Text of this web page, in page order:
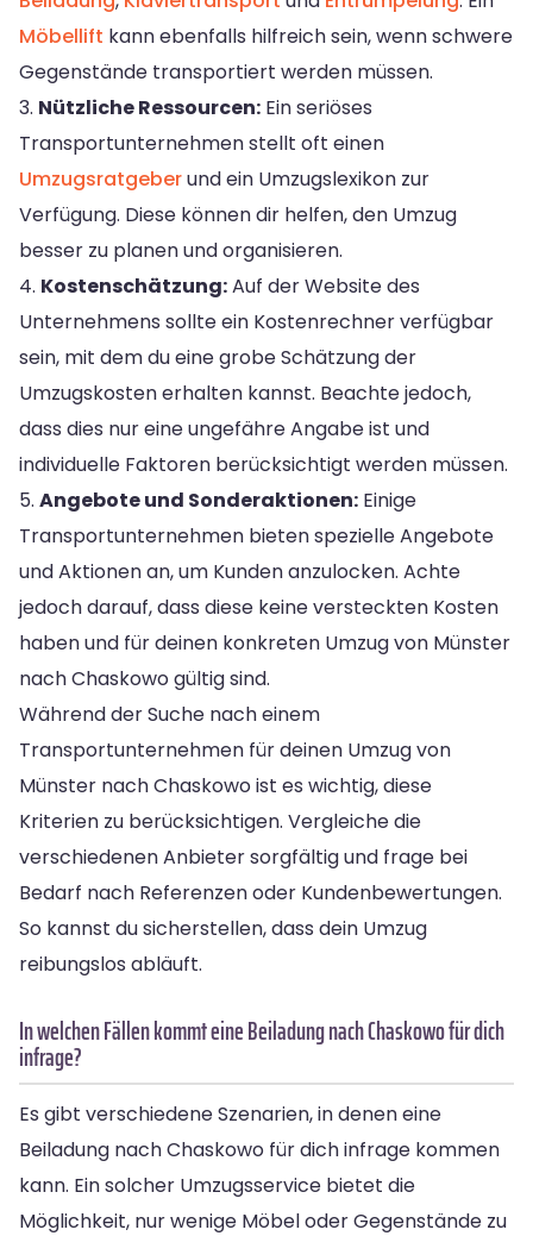
Möbellift kann ebenfalls hilfreich sein, wenn schwere
Gegenstände transportiert werden müssen.
3. Nützliche Ressourcen: Ein seriöses
Transportunternehmen stellt oft einen
Umzugsratgeberund ein Umzugslexikon zur
Verfügung. Diese können dir helfen, den Umzug
besser zu planen und organisieren.
4. Kostenschätzung:Auf der Website des
Unternehmens sollte ein Kostenrechner verfügbar
sein, mit dem du eine grobe Schätzung der
Umzugskosten erhalten kannst. Beachte jedoch,
dass dies nur eine ungefähre Angabe ist und
individuelle Faktoren berücksichtigt werden müssen.
5. Angebote und Sonderaktionen: Einige
Transportunternehmen bieten spezielle Angebote
und Aktionen an, um Kunden anzulocken. Achte
jedoch darauf, dass diese keine versteckten Kosten
haben und für deinen konkreten Umzug von Münster
nach Chaskowo gültig sind.
Während der Suche nach einem
Transportunternehmen für deinen Umzug von
Münster nach Chaskowo ist es wichtig, diese
Kriterien zu berücksichtigen. Vergleiche die
verschiedenen Anbieter sorgfältig und frage bei
Bedarf nach Referenzen oder Kundenbewertungen.
So kannst du sicherstellen, dass dein Umzug
reibungslos abläuft.
In welchen Fällen kommt eine Beiladung nach Chaskowo für dich
infrage?
Es gibt verschiedene Szenarien, in denen eine
Beiladung nach Chaskowo für dich infrage kommen
kann. Ein solcher Umzugsservice bietet die
Möglichkeit, nur wenige Möbel oder Gegenstände zu